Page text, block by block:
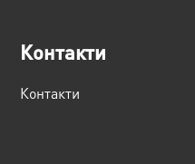
Контакти
Контакти